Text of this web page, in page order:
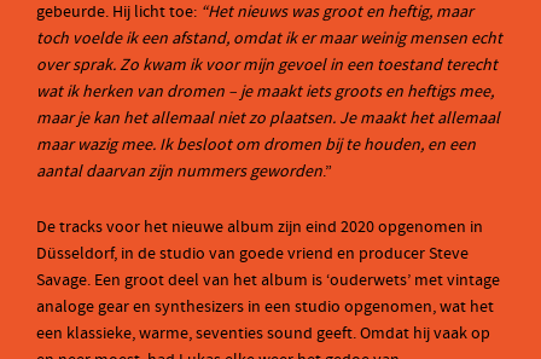
gebeurde. Hij licht toe: “Het nieuws was groot en heftig, maar
toch voelde ik een afstand, omdat ik er maar weinig mensen echt
over sprak. Zo kwam ik voor mijn gevoel in een toestand terecht
wat ik herken van dromen – je maakt iets groots en heftigs mee,
maar je kan het allemaal niet zo plaatsen. Je maakt het allemaal
maar wazig mee. Ik besloot om dromen bij te houden, en een
aantal daarvan zijn nummers geworden.”
De tracks voor het nieuwe album zijn eind 2020 opgenomen in
Düsseldorf, in de studio van goede vriend en producer Steve
Savage. Een groot deel van het album is ‘ouderwets’ met vintage
analoge gear en synthesizers in een studio opgenomen, wat het
een klassieke, warme, seventies sound geeft. Omdat hij vaak op